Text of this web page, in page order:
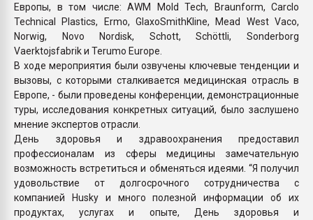
Европы, в том числе: AWM Mold Tech, Braunform, Carclo
Technical Plastics, Ermo, GlaxoSmithKline, Mead West Vaco,
Norwig, Novo Nordisk, Schott, Schöttli, Sonderborg
Vaerktojsfabrik и Terumo Europe.
В ходе мероприятия были озвучены ключевые тенденции и
вызовы, с которыми сталкивается медицинская отрасль в
Европе, - были проведены конференции, демонстрационные
туры, исследования конкретных ситуаций, было заслушено
мнение экспертов отрасли.
День здоровья и здравоохранения предоставил
профессионалам из сферы медицины замечательную
возможность встретиться и обменяться идеями. “Я получил
удовольствие от долгосрочного сотрудничества с
компанией Husky и много полезной информации об их
продуктах, услугах и опыте, День здоровья и